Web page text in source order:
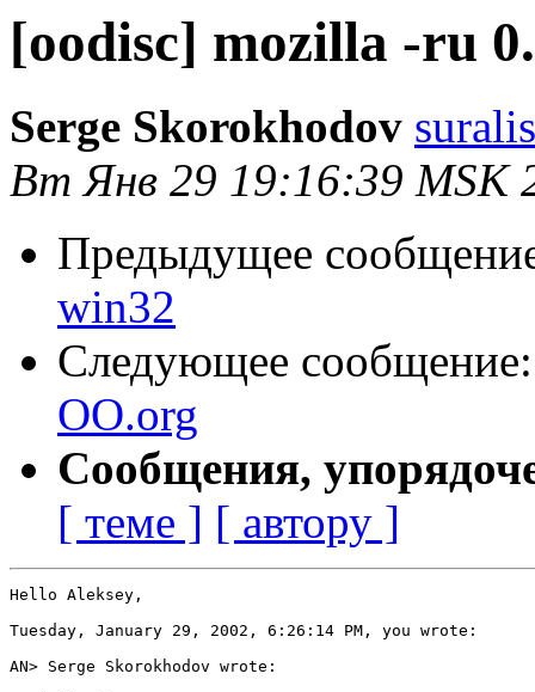
[oodisc] mozilla -ru
Serge Skorokhodov
Вт Янв 29 19:16:39 MSK
Предыдущее
win32
Следующее
OO.org
Сообщения,
[ теме ] [ автору ]
Hello Aleksey,
Tuesday, January 29, 2002, 6:26:14 PM, you wrote:
AN> Serge Skorokhodov wrote: